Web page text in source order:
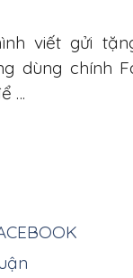
viết gửi
dùng chính
…